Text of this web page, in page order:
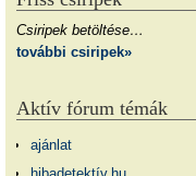
Csiripek betöltése…
további csiripek»
Aktív fórum témák
ajánlat